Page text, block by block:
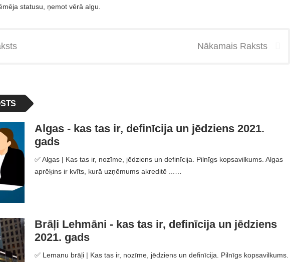
statusu, ņemot vērā algu.
Nākamais Raksts
Algas - kas tas ir, definīcija un jēdziens 2021.
gads
✅ Algas | Kas tas ir, nozīme, jēdziens un definīcija. Pilnīgs kopsavilkums. Algas
aprēķins ir kvīts, kurā uzņēmums akreditē ...…
Brāļi Lehmāni - kas tas ir, definīcija un jēdziens
2021. gads
✅ Lemanu brāļi | Kas tas ir, nozīme, jēdziens un definīcija. Pilnīgs kopsavilkums.